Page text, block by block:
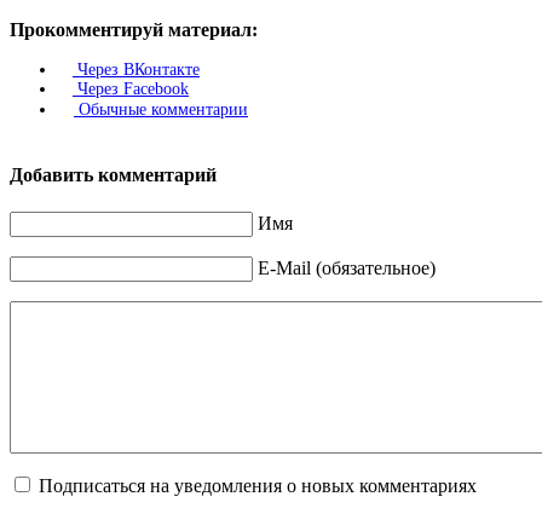
Прокомментируй материал:
Через ВКонтакте
Через Facebook
Обычные комментарии
Добавить комментарий
Имя
E-Mail (обязательное)
Подписаться на уведомления о новых комментариях